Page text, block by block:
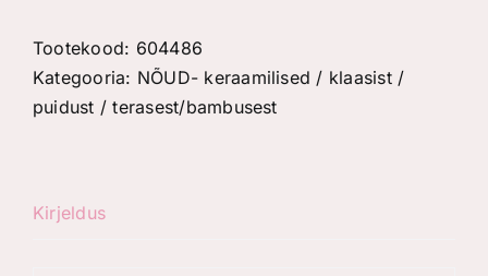
Tootekood: 604486
Kategooria: NÕUD- keraamilised / klaasist /
puidust / terasest/bambusest
Kirjeldus